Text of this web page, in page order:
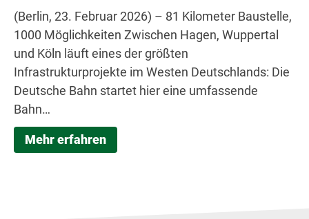
(Berlin, 23. Februar 2026) – 81 Kilometer Baustelle,
1000 Möglichkeiten Zwischen Hagen, Wuppertal
und Köln läuft eines der größten
Infrastrukturprojekte im Westen Deutschlands: Die
Deutsche Bahn startet hier eine umfassende
Bahn…
Mehr erfahren